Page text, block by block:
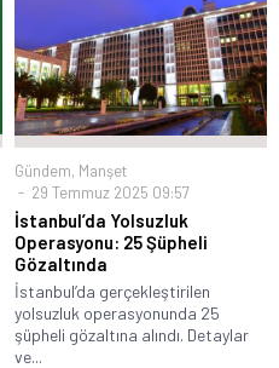
Gündem, Manşet
29 Temmuz 2025 09:57
İstanbul’da Yolsuzluk
Operasyonu: 25 Şüpheli
Gözaltında
İstanbul’da gerçekleştirilen
yolsuzluk operasyonunda 25
şüpheli gözaltına alındı. Detaylar
ve...